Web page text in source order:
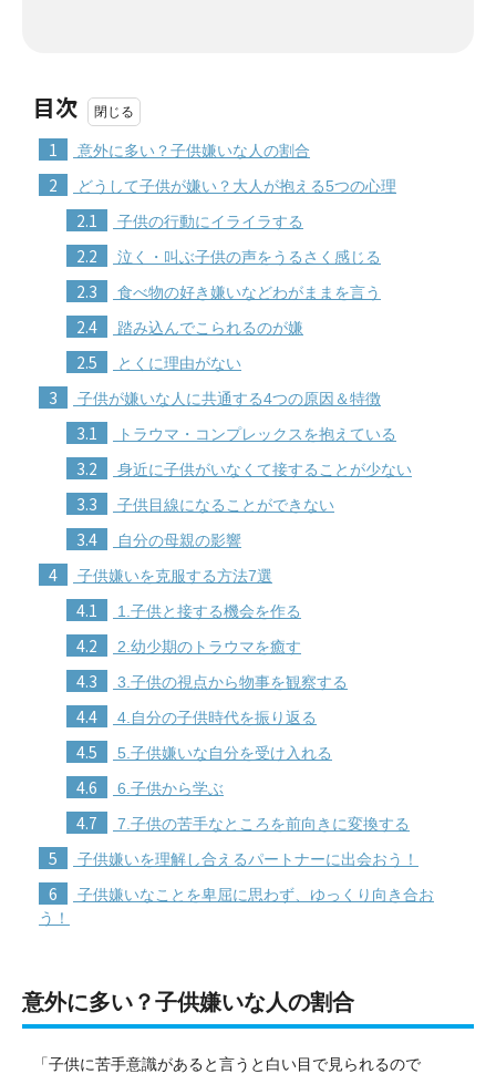
目次
1 意外に多い？子供嫌いな人の割合
2 どうして子供が嫌い？大人が抱える5つの心理
2.1 子供の行動にイライラする
2.2 泣く・叫ぶ子供の声をうるさく感じる
2.3 食べ物の好き嫌いなどわがままを言う
2.4 踏み込んでこられるのが嫌
2.5 とくに理由がない
3 子供が嫌いな人に共通する4つの原因＆特徴
3.1 トラウマ・コンプレックスを抱えている
3.2 身近に子供がいなくて接することが少ない
3.3 子供目線になることができない
3.4 自分の母親の影響
4 子供嫌いを克服する方法7選
4.1 1.子供と接する機会を作る
4.2 2.幼少期のトラウマを癒す
4.3 3.子供の視点から物事を観察する
4.4 4.自分の子供時代を振り返る
4.5 5.子供嫌いな自分を受け入れる
4.6 6.子供から学ぶ
4.7 7.子供の苦手なところを前向きに変換する
5 子供嫌いを理解し合えるパートナーに出会おう！
6
子供嫌いなことを卑屈に思わず、ゆっくり向き合お
う！
意外に多い？子供嫌いな人の割合
「子供に苦手意識があると言うと白い目で見られるので